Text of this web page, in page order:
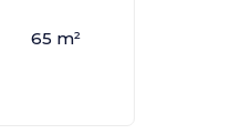
65 m²